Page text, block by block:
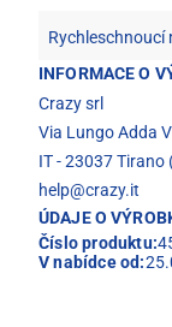
Rychleschnoucí
INFORMACE O
Crazy srl
Via Lungo Adda
IT - 23037 Tirano
help@crazy.it
ÚDAJE O
Číslo produktu:
V nabídce od: